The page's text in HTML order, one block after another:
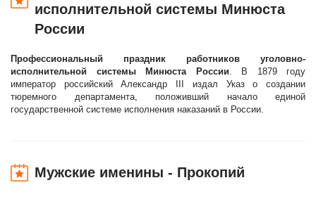
исполнительной системы Минюста
России
Профессиональный праздник работников уголовно-
исполнительной системы Минюста России. В 1879 году
император российский Александр III издал Указ о создании
тюремного департамента, положивший начало единой
государственной системе исполнения наказаний в России.
Мужские именины - Прокопий